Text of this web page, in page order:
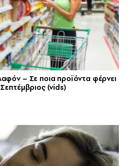
– Σε ποια προϊόντα φέρνει
Σεπτέμβριος (vids)